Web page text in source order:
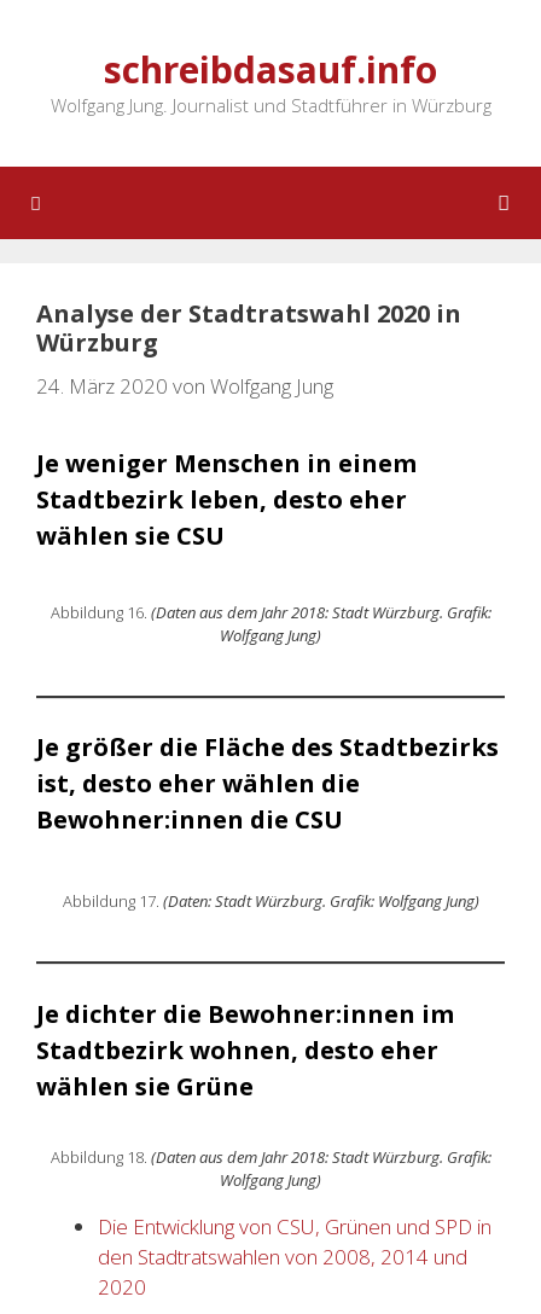
schreibdasauf.info
Wolfgang Jung. Journalist und Stadtführer in Würzburg
Analyse der Stadtratswahl 2020 in
Würzburg
24. März 2020 von Wolfgang Jung
Je weniger Menschen in einem
Stadtbezirk leben, desto eher
wählen sie CSU
Abbildung 16. (Daten aus dem Jahr 2018: Stadt Würzburg. Grafik:
Wolfgang Jung)
Je größer die Fläche des Stadtbezirks
ist, desto eher wählen die
Bewohner:innen die CSU
Abbildung 17. (Daten: Stadt Würzburg. Grafik: Wolfgang Jung)
Je dichter die Bewohner:innen im
Stadtbezirk wohnen, desto eher
wählen sie Grüne
Abbildung 18. (Daten aus dem Jahr 2018: Stadt Würzburg. Grafik:
Wolfgang Jung)
Die Entwicklung von CSU, Grünen und SPD in
den Stadtratswahlen von 2008, 2014 und
2020